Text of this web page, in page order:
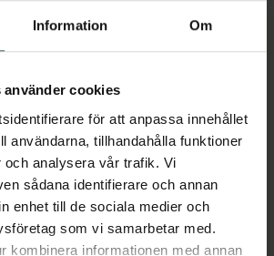
Information Om
använder cookies
för att anpassa innehållet
användarna, tillhandahålla funktioner
och analysera vår trafik. Vi
sådana identifierare och annan
enhet till de sociala medier och
som vi samarbetar med.
kombinera informationen med annan
Dölj
med By Veiras djupt
berikad med
rapsolja och pro-vitamin B5.
formula låser in fukt, vilket